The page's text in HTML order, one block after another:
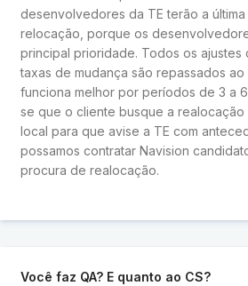
desenvolvedores da TE terão a última
relocação, porque os
principal prioridade. Todos os ajustes
taxas de mudança são repassados ​​ao
funciona melhor por períodos de 3 a
se que o cliente busque a
local para que avise a TE com
possamos contratar Navision
procura de realocação.
Você faz QA? E quanto ao CS?